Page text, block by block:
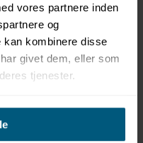
vores partnere inden
og
kan kombinere disse
givet dem, eller som
tjenester.